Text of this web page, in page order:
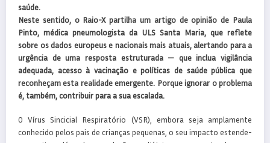
saúde.
Neste sentido, o Raio-X partilha um artigo de opinião de Paula
Pinto, médica pneumologista da ULS Santa Maria, que reflete
sobre os dados europeus e nacionais mais atuais, alertando para a
urgência de uma resposta estruturada — que inclua vigilância
adequada, acesso à vacinação e políticas de saúde pública que
reconheçam esta realidade emergente. Porque ignorar o problema
é, também, contribuir para a sua escalada.
O Vírus Sincicial Respiratório (VSR), embora seja amplamente
conhecido pelos pais de crianças pequenas, o seu impacto estende-